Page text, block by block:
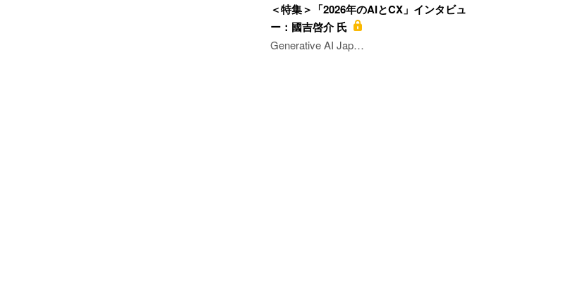
＜特集＞「2026年のAIとCX」インタビュ
ー：國吉啓介 氏
Generative AI Jap…